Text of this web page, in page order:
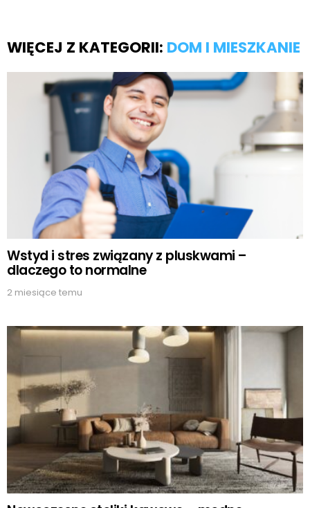
WIĘCEJ Z KATEGORII: DOM I MIESZKANIE
Wstyd i stres związany z pluskwami –
dlaczego to normalne
2 miesiące temu